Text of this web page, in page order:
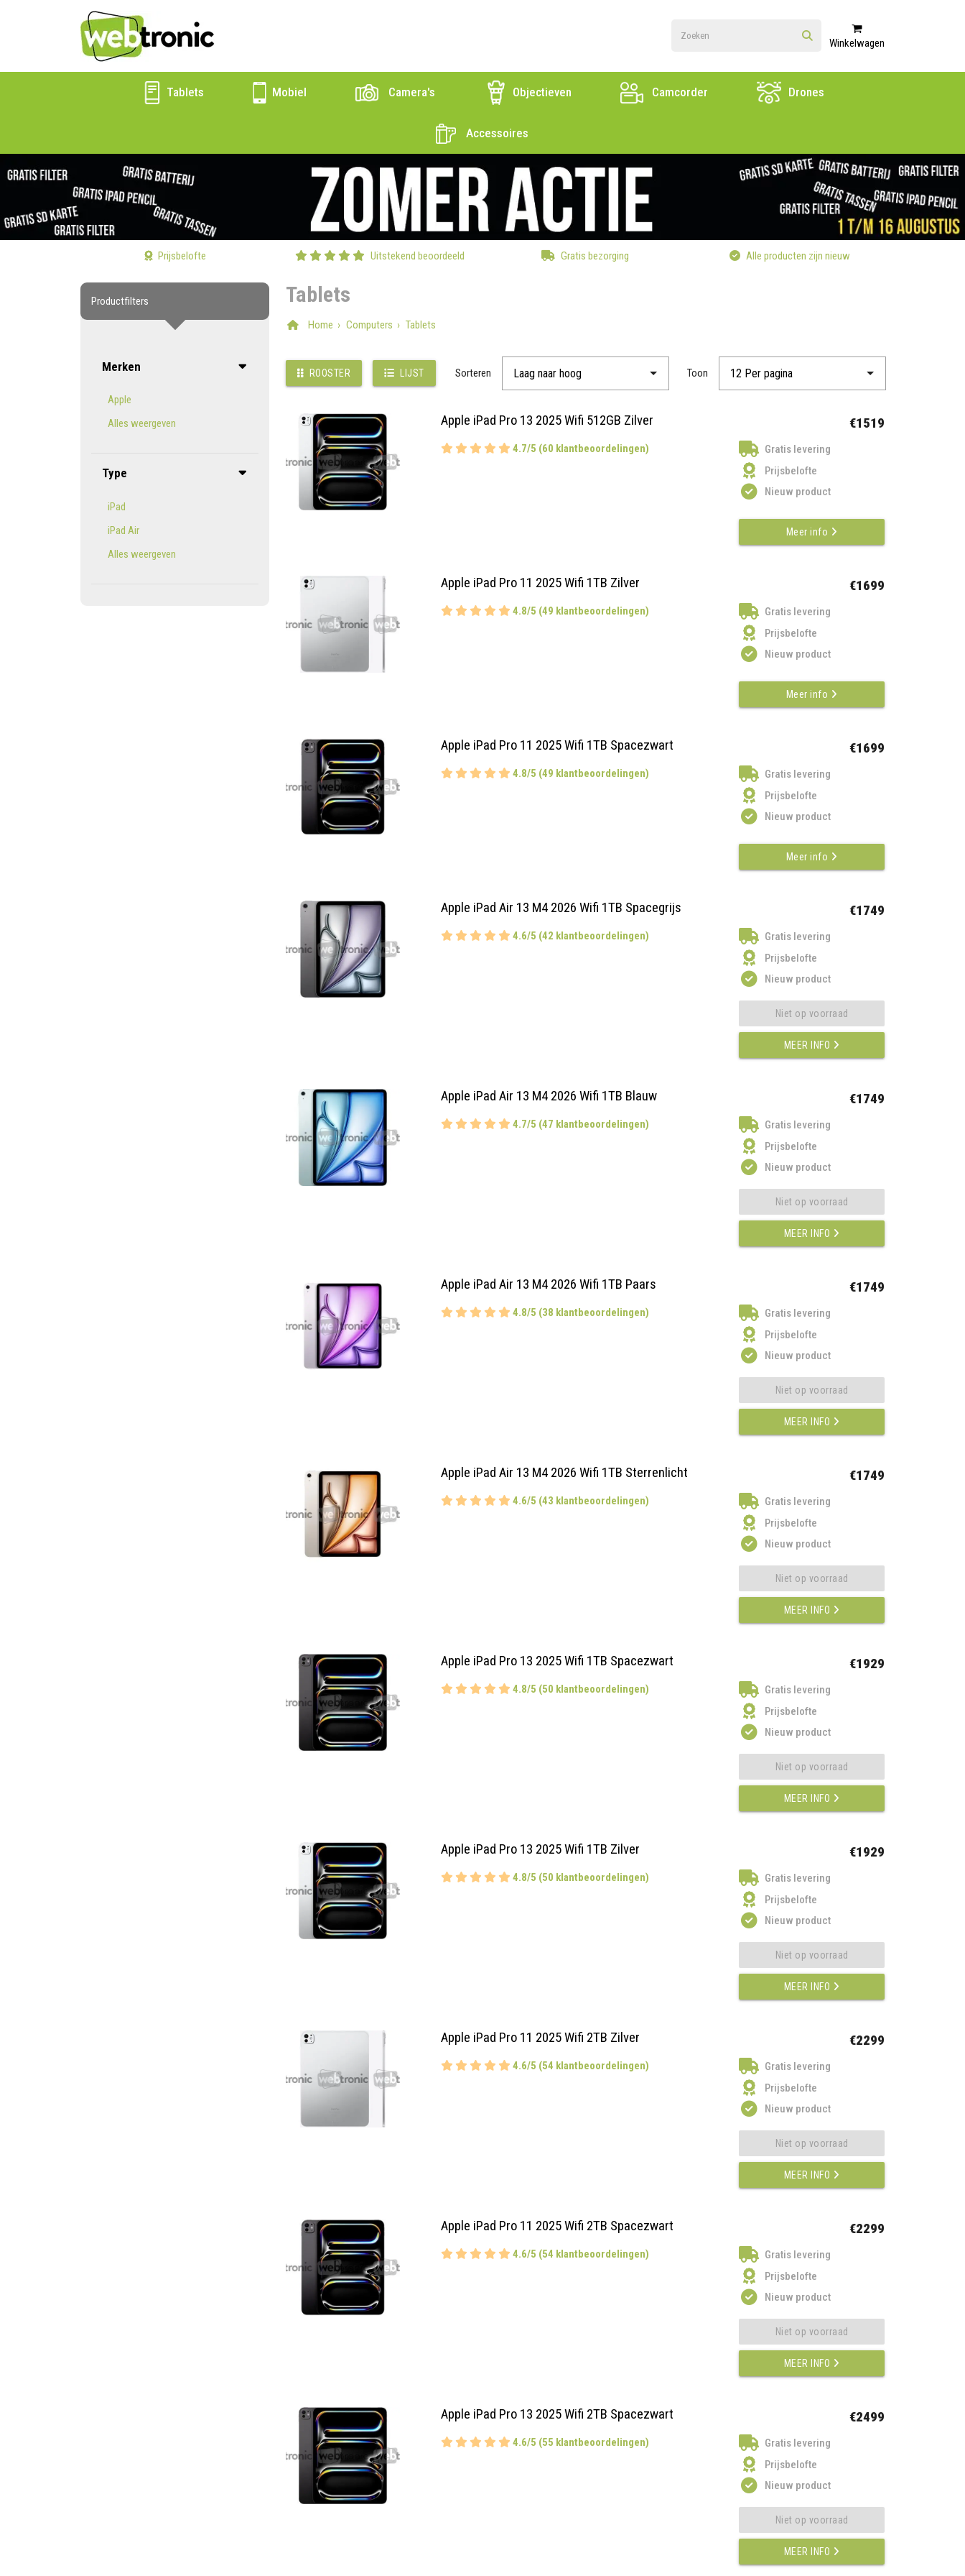
Winkelwagen
Tablets Mobiel Camera's Objectieven Camcorder Drones
Accessoires
Prijsbelofte Uitstekend beoordeeld Gratis bezorging Alle producten zijn nieuw
Productfilters
Merken
Apple
Alles weergeven
Type
iPad
iPad Air
Alles weergeven
Tablets
Home Computers Tablets
ROOSTER LIJST Sorteren Toon
Apple iPad Pro 13 2025 Wifi 512GB Zilver
4.7/5 (60 klantbeoordelingen)
€1519
Gratis levering
Prijsbelofte
Nieuw product
Meer info
Apple iPad Pro 11 2025 Wifi 1TB Zilver
4.8/5 (49 klantbeoordelingen)
€1699
Gratis levering
Prijsbelofte
Nieuw product
Meer info
Apple iPad Pro 11 2025 Wifi 1TB Spacezwart
4.8/5 (49 klantbeoordelingen)
€1699
Gratis levering
Prijsbelofte
Nieuw product
Meer info
Apple iPad Air 13 M4 2026 Wifi 1TB Spacegrijs
4.6/5 (42 klantbeoordelingen)
€1749
Gratis levering
Prijsbelofte
Nieuw product
Niet op voorraad
MEER INFO
Apple iPad Air 13 M4 2026 Wifi 1TB Blauw
4.7/5 (47 klantbeoordelingen)
€1749
Gratis levering
Prijsbelofte
Nieuw product
Niet op voorraad
MEER INFO
Apple iPad Air 13 M4 2026 Wifi 1TB Paars
4.8/5 (38 klantbeoordelingen)
€1749
Gratis levering
Prijsbelofte
Nieuw product
Niet op voorraad
MEER INFO
Apple iPad Air 13 M4 2026 Wifi 1TB Sterrenlicht
4.6/5 (43 klantbeoordelingen)
€1749
Gratis levering
Prijsbelofte
Nieuw product
Niet op voorraad
MEER INFO
Apple iPad Pro 13 2025 Wifi 1TB Spacezwart
4.8/5 (50 klantbeoordelingen)
€1929
Gratis levering
Prijsbelofte
Nieuw product
Niet op voorraad
MEER INFO
Apple iPad Pro 13 2025 Wifi 1TB Zilver
4.8/5 (50 klantbeoordelingen)
€1929
Gratis levering
Prijsbelofte
Nieuw product
Niet op voorraad
MEER INFO
Apple iPad Pro 11 2025 Wifi 2TB Zilver
4.6/5 (54 klantbeoordelingen)
€2299
Gratis levering
Prijsbelofte
Nieuw product
Niet op voorraad
MEER INFO
Apple iPad Pro 11 2025 Wifi 2TB Spacezwart
4.6/5 (54 klantbeoordelingen)
€2299
Gratis levering
Prijsbelofte
Nieuw product
Niet op voorraad
MEER INFO
Apple iPad Pro 13 2025 Wifi 2TB Spacezwart
4.6/5 (55 klantbeoordelingen)
€2499
Gratis levering
Prijsbelofte
Nieuw product
Niet op voorraad
MEER INFO